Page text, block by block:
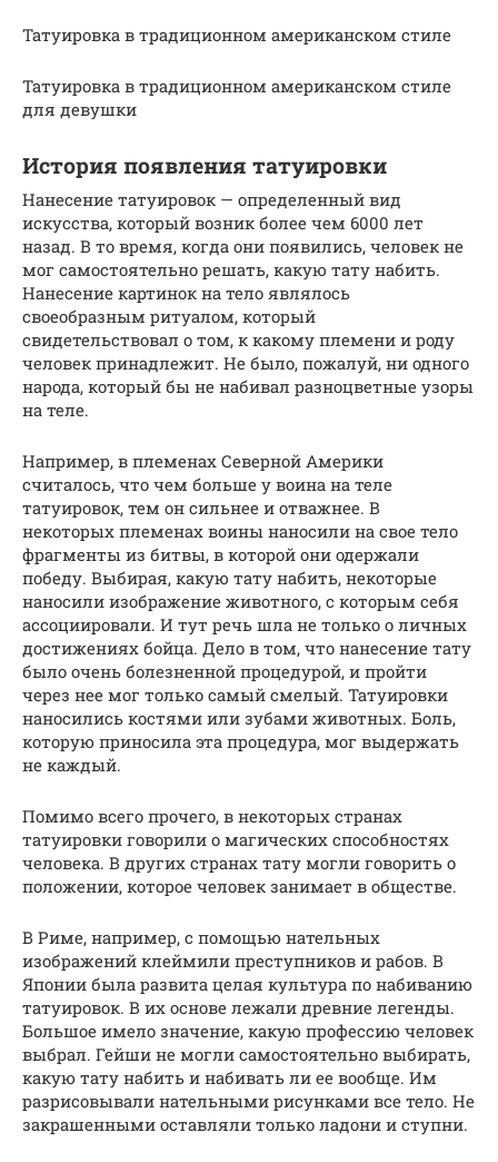
Татуировка в традиционном американском стиле
Татуировка в традиционном американском стиле
для девушки
История появления татуировки
Нанесение татуировок — определенный вид
искусства, который возник более чем 6000 лет
назад. В то время, когда они появились, человек не
мог самостоятельно решать, какую тату набить.
Нанесение картинок на тело являлось
своеобразным ритуалом, который
свидетельствовал о том, к какому племени и роду
человек принадлежит. Не было, пожалуй, ни одного
народа, который бы не набивал разноцветные узоры
на теле.
Например, в племенах Северной Америки
считалось, что чем больше у воина на теле
татуировок, тем он сильнее и отважнее. В
некоторых племенах воины наносили на свое тело
фрагменты из битвы, в которой они одержали
победу. Выбирая, какую тату набить, некоторые
наносили изображение животного, с которым себя
ассоциировали. И тут речь шла не только о личных
достижениях бойца. Дело в том, что нанесение тату
было очень болезненной процедурой, и пройти
через нее мог только самый смелый. Татуировки
наносились костями или зубами животных. Боль,
которую приносила эта процедура, мог выдержать
не каждый.
Помимо всего прочего, в некоторых странах
татуировки говорили о магических способностях
человека. В других странах тату могли говорить о
положении, которое человек занимает в обществе.
В Риме, например, с помощью нательных
изображений клеймили преступников и рабов. В
Японии была развита целая культура по набиванию
татуировок. В их основе лежали древние легенды.
Большое имело значение, какую профессию человек
выбрал. Гейши не могли самостоятельно выбирать,
какую тату набить и набивать ли ее вообще. Им
разрисовывали нательными рисунками все тело. Не
закрашенными оставляли только ладони и ступни.